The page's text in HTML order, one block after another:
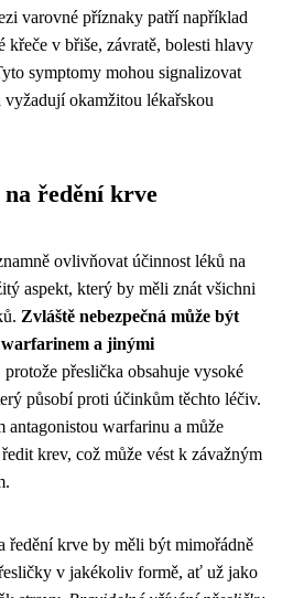
varovné příznaky patří například
křeče v břiše, závratě, bolesti hlavy
symptomy mohou signalizovat
vyžadují okamžitou lékařskou
ředění krve
ovlivňovat účinnost léků na
aspekt, který by měli znát všichni
Zvláště nebezpečná může být
a jinými
protože přeslička obsahuje vysoké
působí proti účinkům těchto léčiv.
warfarinu a může
krev, což může vést k závažným
ředění krve by měli být mimořádně
v jakékoliv formě, ať už jako